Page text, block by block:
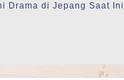
Drama di Jepang Saat Ini